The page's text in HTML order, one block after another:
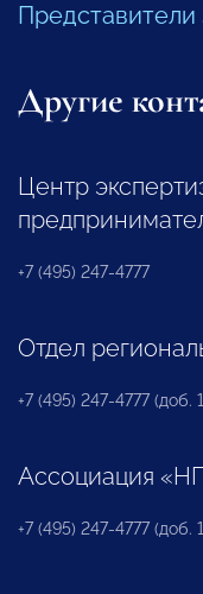
Другие
Центр
+7 (495) 247-4777
Отдел
+7 (495) 247-4777 (доб.
Ассоциация
+7 (495) 247-4777 (доб.